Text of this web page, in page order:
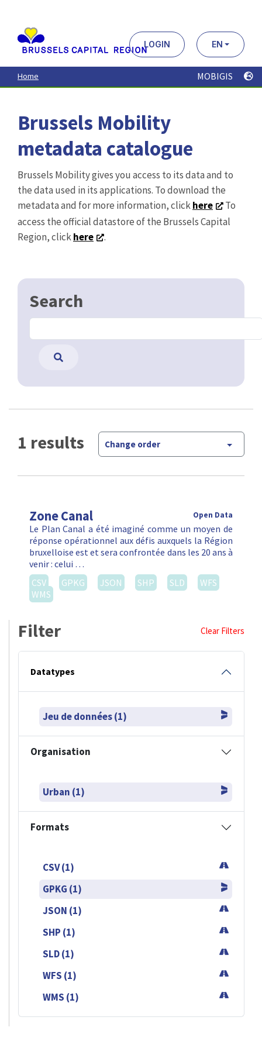
contenu
principal
LOGIN EN
Home MOBIGIS
Brussels Mobility
metadata catalogue
Brussels Mobility gives you access to its data and to
the data used in its applications. To download the
metadata and for more information, clickhere
To
access the official datastore of the Brussels Capital
Region, clickhere .
Search
1 results Change order
Zone Canal Open Data
Le Plan Canal a été imaginé comme un moyen de
réponse opérationnel aux défis auxquels la Région
bruxelloise est et sera confrontée dans les 20 ans à
venir : celui …
CSV
GPKG JSON SHP SLD
WFS
WMS
Filter Clear Filters
Datatypes
Jeu de données (1)
Organisation
Urban (1)
Formats
CSV (1)
GPKG (1)
JSON (1)
SHP (1)
SLD (1)
WFS (1)
WMS (1)